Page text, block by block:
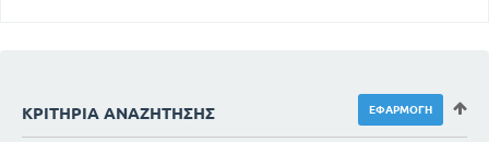
ΚΡΙΤΉΡΙΑ ΑΝΑΖΉΤΗΣΗΣ